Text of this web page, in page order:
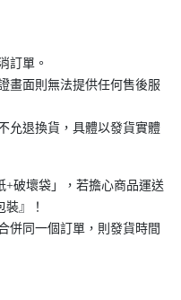
訂單。
畫面則無法提供任何售後服
允退換貨，具體以發貨實體
破壞袋」，若擔心商品運送
』！
併同一個訂單，則發貨時間